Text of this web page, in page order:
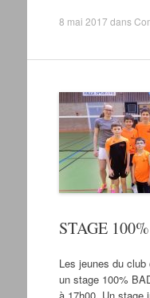
8 mai 2017 dans
STAGE
Les jeunes du club
un stage 100%
à 17h00. Un stage